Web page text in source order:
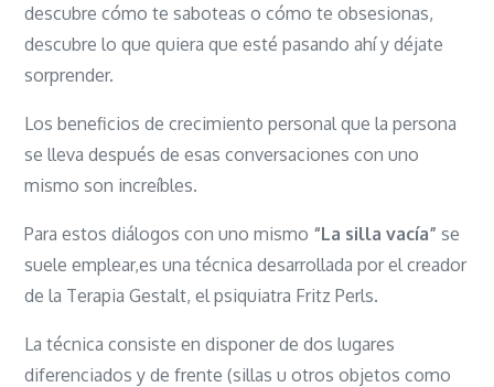
descubre cómo te saboteas o cómo te obsesionas,
descubre lo que quiera que esté pasando ahí y déjate
sorprender.
Los beneficios de crecimiento personal que la persona
se lleva después de esas conversaciones con uno
mismo son increíbles.
Para estos diálogos con uno mismo “La silla vacía”se
suele emplear,es una técnica desarrollada por el creador
de la Terapia Gestalt, el psiquiatra Fritz Perls.
La técnica consiste en disponer de dos lugares
diferenciados y de frente (sillas u otros objetos como